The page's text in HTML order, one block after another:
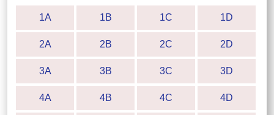
1A 1B 1C 1D
2A 2B 2C 2D
3A 3B 3C 3D
4A 4B 4C 4D